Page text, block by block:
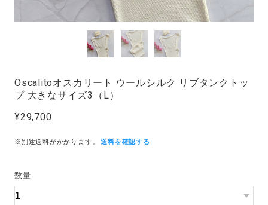
Oscalitoオスカリート ウールシルク リブタンクトッ
プ 大きなサイズ3（L）
¥29,700
※別途送料がかかります。 送料を確認する
数量